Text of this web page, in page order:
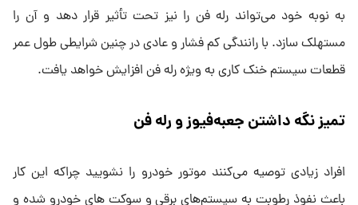
به نوبه خود می‌تواند رله فن را نیز تحت تأثیر قرار دهد و آن را
مستهلک سازد. با رانندگی کم فشار و عادی در چنین شرایطی طول عمر
قطعات سیستم خنک کاری به ویژه رله فن افزایش خواهد یافت.
تمیز نگه داشتن جعبه‌فیوز و رله فن
افراد زیادی توصیه می‌کنند موتور خودرو را نشویید چراکه این کار
باعث نفوذ رطوبت به سیستم‌های برقی و سوکت های خودرو شده و